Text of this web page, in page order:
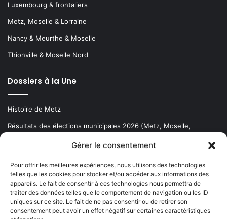
Gérer le consentement
Pour offrir les meilleures expériences, nous utilisons des technologies
telles que les cookies pour stocker et/ou accéder aux informations des
appareils. Le fait de consentir à ces technologies nous permettra de
traiter des données telles que le comportement de navigation ou les ID
uniques sur ce site. Le fait de ne pas consentir ou de retirer son
consentement peut avoir un effet négatif sur certaines caractéristiques
Luxembourg & frontaliers
Metz, Moselle & Lorraine
Nancy & Meurthe & Moselle
Thionville & Moselle Nord
Dossiers à la Une
Histoire de Metz
Résultats des élections municipales 2026 (Metz, Moselle,
Newsletter gratuite